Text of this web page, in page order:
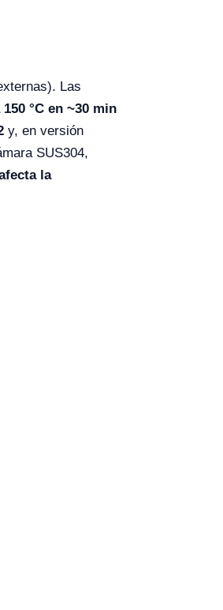
Las
°C en ~30 min
y, en versión
SUS304,
la